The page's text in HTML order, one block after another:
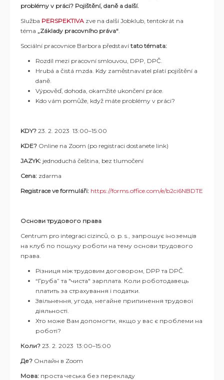
problémy v práci? Pojištění, daně a další.
Služba PERSPEKTIVA zve na další Jobklub, tentokrát na
téma „Základy pracovního práva“.
Sociální pracovnice Barbora představí tato témata:
Rozdíl mezi pracovní smlouvou, DPP, DPČ.
Hrubá a čistá mzda. Kdy zaměstnavatel platí pojištění a
daně.
Výpověď, dohoda, okamžité ukončení práce.
Kdo vám pomůže, když máte problémy v práci?
KDY? 23. 2. 2023 13:00–15:00
KDE? Online na Zoom (po registraci dostanete link)
JAZYK: jednoduchá čeština, bez tlumočení
Cena: zdarma
Registrace ve formuláři: https://forms.office.com/e/b2ci6NBDTE
Основи трудового права
Centrum pro integraci cizinců, o. p. s., запрошує іноземців
на клуб по пошуку роботи на тему основи трудового
права.
Різниця між трудовим договором, DPP та DPČ.
“Груба” та "чиста" зарплата. Коли роботодавець
платить за страхування і податки.
Звільнення, угода, негайне припинення трудової
діяльності.
Хто може Вам допомогти, якщо у вас є проблеми на
роботі?
Коли? 23. 2. 2023 13:00–15:00
Де? Онлайн в Zoom
Мова: проста чеська без перекладу